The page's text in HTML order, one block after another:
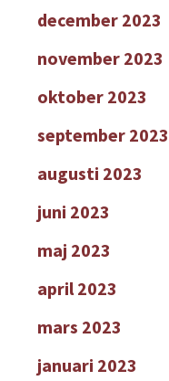
december 2023
november 2023
oktober 2023
september 2023
augusti 2023
juni 2023
maj 2023
april 2023
mars 2023
januari 2023